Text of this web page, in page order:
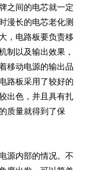
之间的电芯就一定
漫长的电芯老化测
，电路板要负责移
制以及输出效果，
移动电源的输出品
路板采用了较好的
出色，并且具有扎
质量就得到了保
内部的情况。不